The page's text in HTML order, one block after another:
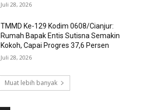
Juli 28, 2026
TMMD Ke-129 Kodim 0608/Cianjur:
Rumah Bapak Entis Sutisna Semakin
Kokoh, Capai Progres 37,6 Persen
Juli 28, 2026
Muat lebih banyak